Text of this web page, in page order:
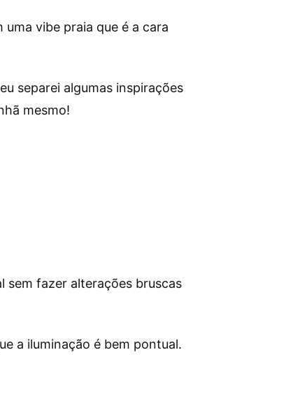
vibe praia que é a cara
separei algumas inspirações
mesmo!
sem fazer alterações bruscas
a iluminação é bem pontual.